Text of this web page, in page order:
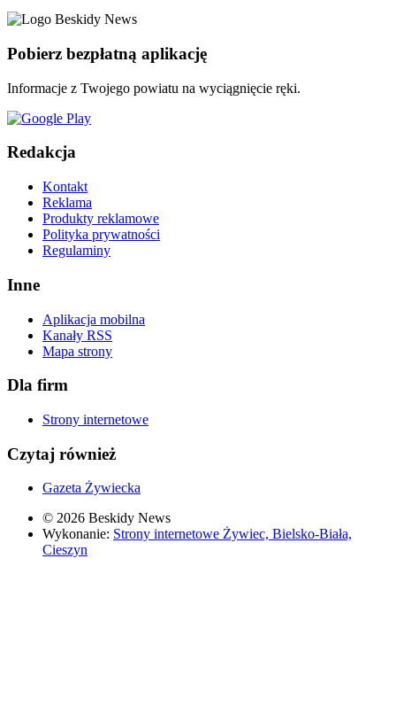
Pobierz bezpłatną aplikację
Informacje z Twojego powiatu na wyciągnięcie ręki.
Redakcja
Kontakt
Reklama
Produkty reklamowe
Polityka prywatności
Regulaminy
Inne
Aplikacja mobilna
Kanały RSS
Mapa strony
Dla firm
Strony internetowe
Czytaj również
Gazeta Żywiecka
© 2026 Beskidy News
Wykonanie: Strony internetowe Żywiec, Bielsko-Biała,
Cieszyn